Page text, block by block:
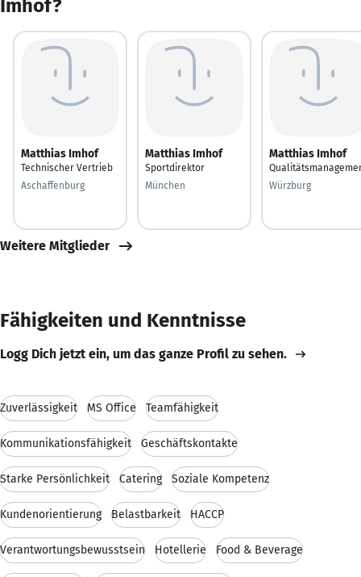
Imhof?
Matthias Imhof
Technischer Vertrieb
Aschaffenburg
Matthias Imhof
Sportdirektor
München
Matthias Imhof
Würzburg
Weitere Mitglieder
Fähigkeiten und Kenntnisse
Logg Dich jetzt ein, um das ganze Profil zu sehen.
Zuverlässigkeit MS Office Teamfähigkeit
Kommunikationsfähigkeit Geschäftskontakte
Starke Persönlichkeit Catering Soziale Kompetenz
Kundenorientierung Belastbarkeit HACCP
Verantwortungsbewusstsein Hotellerie Food & Beverage